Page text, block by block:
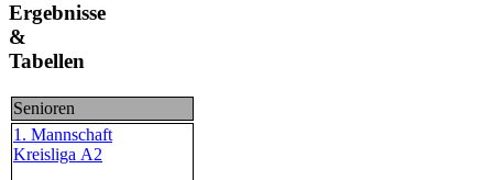
Ergebnisse
&
Tabellen
Senioren
1. Mannschaft
Kreisliga A2